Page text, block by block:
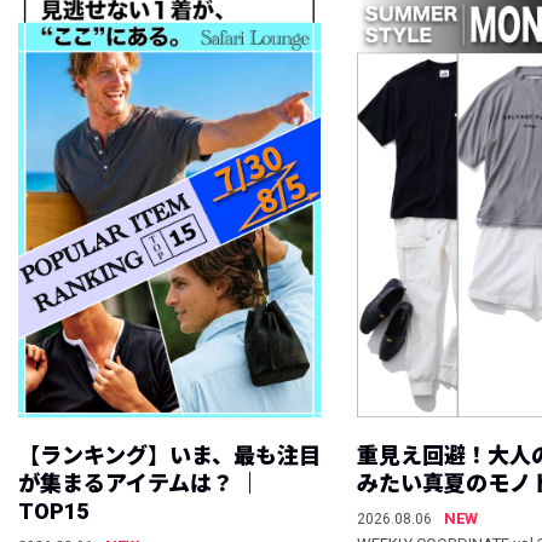
【ランキング】いま、最も注目
が集まるアイテムは？ ｜
TOP15
重見え回避！大人
みたい真夏のモノ
2026.08.06
NEW